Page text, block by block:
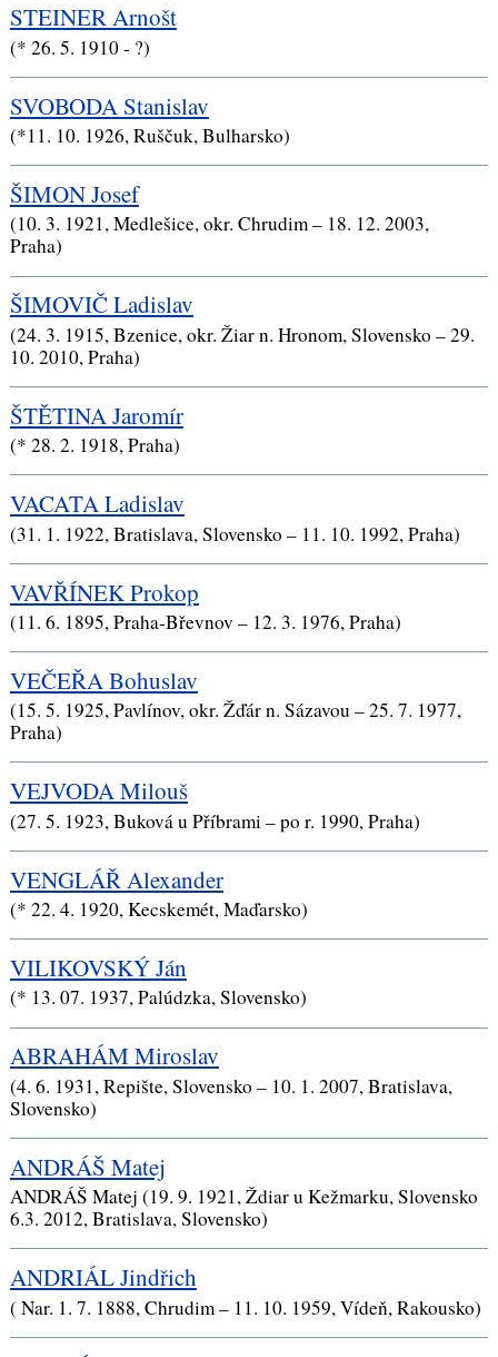
STEINER Arnošt
(* 26. 5. 1910 - ?)
SVOBODA Stanislav
(*11. 10. 1926, Ruščuk, Bulharsko)
ŠIMON Josef
(10. 3. 1921, Medlešice, okr. Chrudim – 18. 12. 2003,
Praha)
ŠIMOVIČ Ladislav
(24. 3. 1915, Bzenice, okr. Žiar n. Hronom, Slovensko – 29.
10. 2010, Praha)
ŠTĚTINA Jaromír
(* 28. 2. 1918, Praha)
VACATA Ladislav
(31. 1. 1922, Bratislava, Slovensko – 11. 10. 1992, Praha)
VAVŘÍNEK Prokop
(11. 6. 1895, Praha-Břevnov – 12. 3. 1976, Praha)
VEČEŘA Bohuslav
(15. 5. 1925, Pavlínov, okr. Žďár n. Sázavou – 25. 7. 1977,
Praha)
VEJVODA Milouš
(27. 5. 1923, Buková u Příbrami – po r. 1990, Praha)
VENGLÁŘ Alexander
(* 22. 4. 1920, Kecskemét, Maďarsko)
VILIKOVSKÝ Ján
(* 13. 07. 1937, Palúdzka, Slovensko)
ABRAHÁM Miroslav
(4. 6. 1931, Repište, Slovensko – 10. 1. 2007, Bratislava,
Slovensko)
ANDRÁŠ Matej
ANDRÁŠ Matej (19. 9. 1921, Ždiar u Kežmarku, Slovensko
6.3. 2012, Bratislava, Slovensko)
ANDRIÁL Jindřich
( Nar. 1. 7. 1888, Chrudim – 11. 10. 1959, Vídeň, Rakousko)